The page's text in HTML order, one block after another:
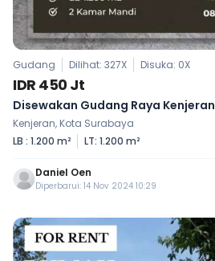
Gudang Dilihat: 327X Disuka: 0X
IDR 450 Jt
Disewakan Gudang Raya Kenjeran
Kenjeran, Kota Surabaya
LB : 1.200 m²
LT: 1.200 m²
Daniel Oen
Diperbarui: 14 Nov 2024 10:29